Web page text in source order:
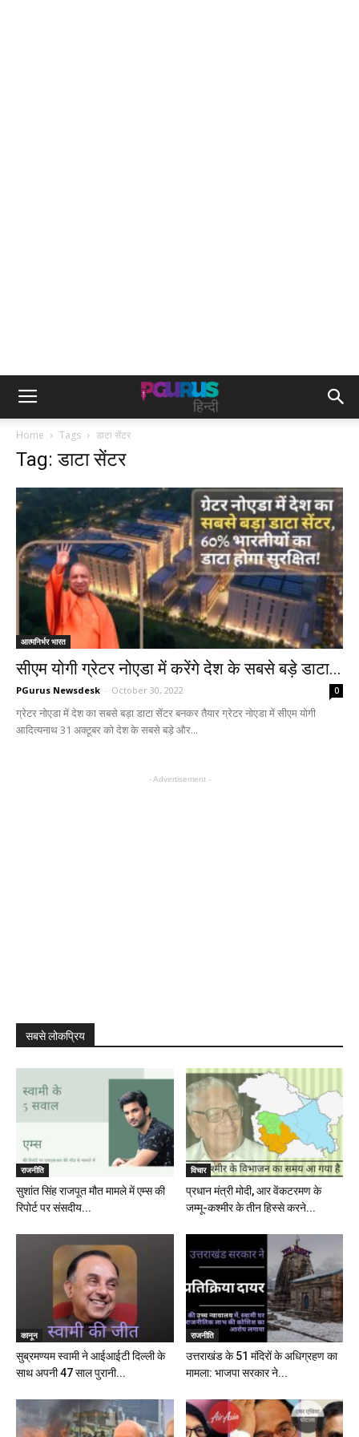
Home Tags डाटा सेंटर
Tag: डाटा सेंटर
आत्मनिर्भर भारत
सीएम योगी ग्रेटर नोएडा में करेंगे देश के सबसे बड़े डाटा...
PGurus Newsdesk - October 30, 2022 0
ग्रेटर नोएडा में देश का सबसे बड़ा डाटा सेंटर बनकर तैयार ग्रेटर नोएडा में सीएम योगी
आदित्यनाथ 31 अक्टूबर को देश के सबसे बड़े और...
- Advertisement -
सबसे लोकप्रिय
राजनीति
सुशांत सिंह राजपूत मौत मामले में एम्स की
रिपोर्ट पर संसदीय...
विचार
प्रधान मंत्री मोदी, आर वेंकटरमण के
जम्मू-कश्मीर के तीन हिस्से करने...
कानून
सुब्रमण्यम स्वामी ने आईआईटी दिल्ली के
साथ अपनी 47 साल पुरानी...
राजनीति
उत्तराखंड के 51 मंदिरों के अधिग्रहण का
मामला: भाजपा सरकार ने...